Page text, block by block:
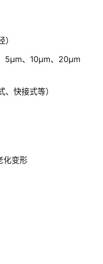
5μm、10μm、20μm
快接式等）
化变形